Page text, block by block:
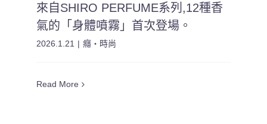
來自SHIRO PERFUME系列,12種香
氣的「身體噴霧」首次登場。
2026.1.21 | 癮・時尚
Read More